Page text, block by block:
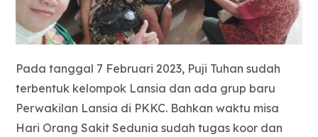
Pada tanggal 7 Februari 2023, Puji Tuhan sudah
terbentuk kelompok Lansia dan ada grup baru
Perwakilan Lansia di PKKC. Bahkan waktu misa
Hari Orang Sakit Sedunia sudah tugas koor dan